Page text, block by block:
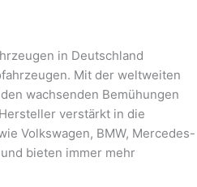
in Deutschland
Mit der weltweiten
wachsenden Bemühungen
verstärkt in die
Volkswagen, BMW, Mercedes-
bieten immer mehr